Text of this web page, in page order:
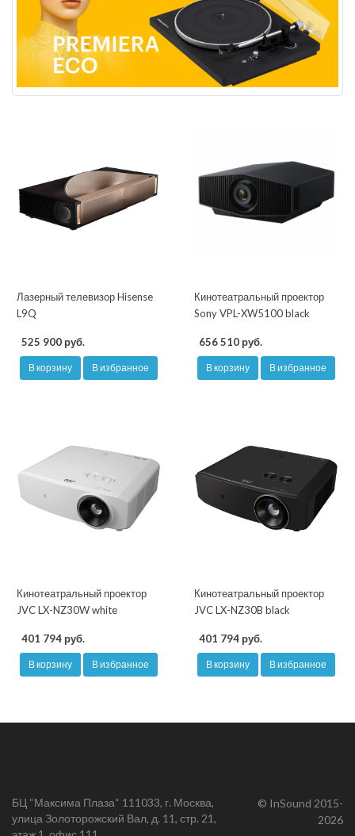
Лазерный телевизор Hisense
L9Q
525 900 руб.
В корзину В избранное
Кинотеатральный проектор
Sony VPL-XW5100 black
656 510 руб.
В корзину В избранное
Кинотеатральный проектор
JVC LX-NZ30W white
401 794 руб.
В корзину В избранное
Кинотеатральный проектор
JVC LX-NZ30B black
401 794 руб.
В корзину В избранное
БЦ “Максима Плаза“ 111033, г. Москва,
улица Золоторожский Вал, д. 11, стр. 21,
© InSound 2015-
2026